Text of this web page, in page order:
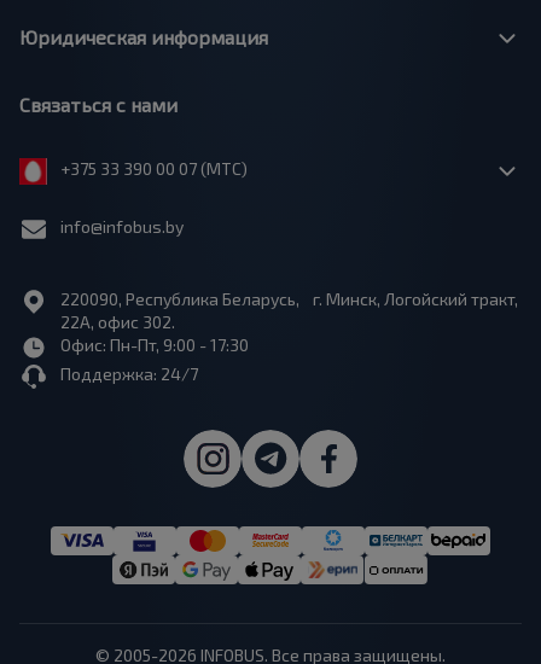
Юридическая информация
Связаться с нами
+375 33 390 00 07 (МТС)
info@infobus.by
220090, Республика Беларусь, г. Минск, Логойский тракт,
22А, офис 302.
Офис: Пн-Пт, 9:00 - 17:30
Поддержка: 24/7
© 2005-2026 INFOBUS. Все права защищены.